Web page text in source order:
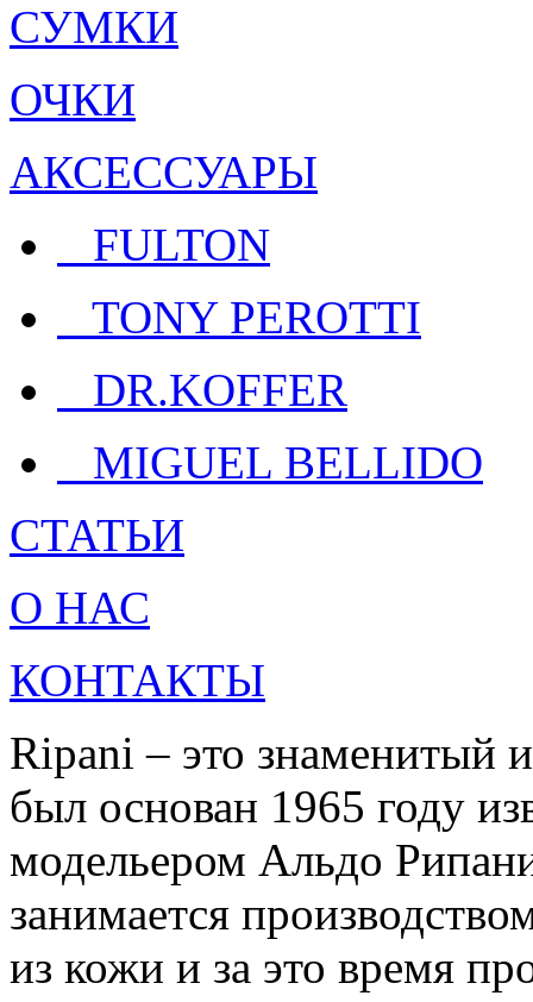
СУМКИ
ОЧКИ
АКСЕССУАРЫ
FULTON
TONY PEROTTI
DR.KOFFER
MIGUEL BELLIDO
СТАТЬИ
О НАС
КОНТАКТЫ
Ripani – это знаменитый
был основан 1965 году
модельером Альдо
занимается
из кожи и за это время